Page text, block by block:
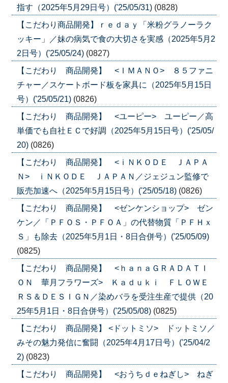
指す（2025年5月29日号）('25/05/31) (0828)
【こだわり商品開発】ｒｅｄａｙ「米粉グラノーラク
ッキー」／妹の病気で食の大切さを実感（2025年5月2
2日号）('25/05/24) (0827)
【こだわり 商品開発】 <ＩＭＡＮＯ> ８５ファニ
チャー／スケートボード板を家具に（2025年5月15日
号）('25/05/21) (0826)
【こだわり 商品開発】 <ユーピー> ユーピー／高
単価でも自社ＥＣで好調（2025年5月15日号）('25/05/
20) (0826)
【こだわり 商品開発】 <ｉＮＫＯＤＥ ＪＡＰＡ
Ｎ> ｉＮＫＯＤＥ ＪＡＰＡＮ／ジェジュン監修で
販売加速へ（2025年5月15日号）('25/05/18) (0826)
【こだわり 商品開発】 <ゼンケンショップ> ゼン
ケン／「ＰＦＯＳ・ＰＦＯＡ」の代替物質「ＰＦＨｘ
Ｓ」も除去（2025年5月1日・8日合併号）('25/05/09)
(0825)
【こだわり 商品開発】 <ｈａｎａＧＲＡＤＡＴＩ
ＯＮ 華月フラワーズ> Ｋａｄｕｋｉ ＦＬＯＷＥ
ＲＳ＆ＤＥＳＩＧＮ／染めバラを受注生産で提供（20
25年5月1日・8日合併号）('25/05/08) (0825)
【こだわり 商品開発】 <ドットミソ> ドットミソ／
みその魅力発信に奮闘（2025年4月17日号）('25/04/2
2) (0823)
【こだわり 商品開発】 <おうちｄｅねぎし> ねぎ